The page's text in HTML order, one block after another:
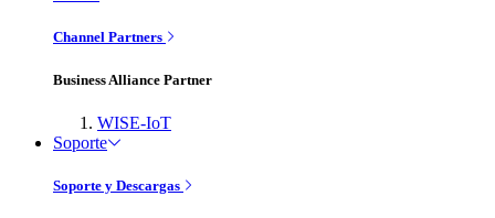
Channel Partners
Business Alliance Partner
WISE-IoT
Soporte
Soporte y Descargas